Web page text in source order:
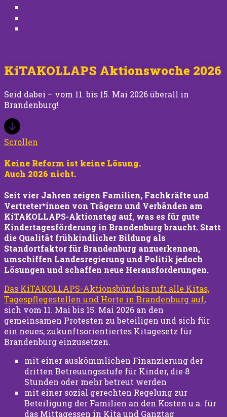
KiTAKOLLAPS Aktionswoche 2026
Seid dabei – vom 11. bis 15. Mai 2026 überall in
Brandenburg!
Scrollen
Keine Reform ist keine Lösung.
Auch 2026 nicht.
Seit vier Jahren zeigen Familien, Fachkräfte und
Vertreter*innen von Trägern und Verbänden am
KiTAKOLLAPS-Aktionstag auf, was es für gute
Kindertagesförderung in Brandenburg braucht. Statt
die Qualität frühkindlicher Bildung als
Standortfaktor für Brandenburg anzuerkennen,
umschiffen Landesregierung und Politik jedoch
Lösungen und schaffen neue Herausforderungen.
Das KiTAKOLLAPS-Aktionsbündnis ruft alle Kitas,
Tagespflegestellen und Horte in Brandenburg auf,
sich vom 11. Mai bis 15. Mai 2026 an den
gemeinsamen Protesten zu beteiligen und sich für
ein neues, zukunftsorientiertes Kitagesetz für
Brandenburg einzusetzen.
mit einer auskömmlichen Finanzierung der
dritten Betreuungsstufe für Kinder, die 8
Stunden oder mehr betreut werden
mit einer sozial gerechten Regelung zur
Beteiligung der Familien an den Kosten u.a. für
das Mittagessen in Kita und Ganztag